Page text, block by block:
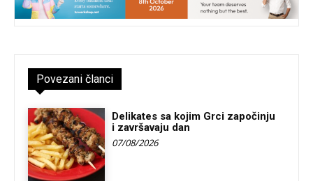
Povezani članci
Delikates sa kojim Grci započinju
i završavaju dan
07/08/2026